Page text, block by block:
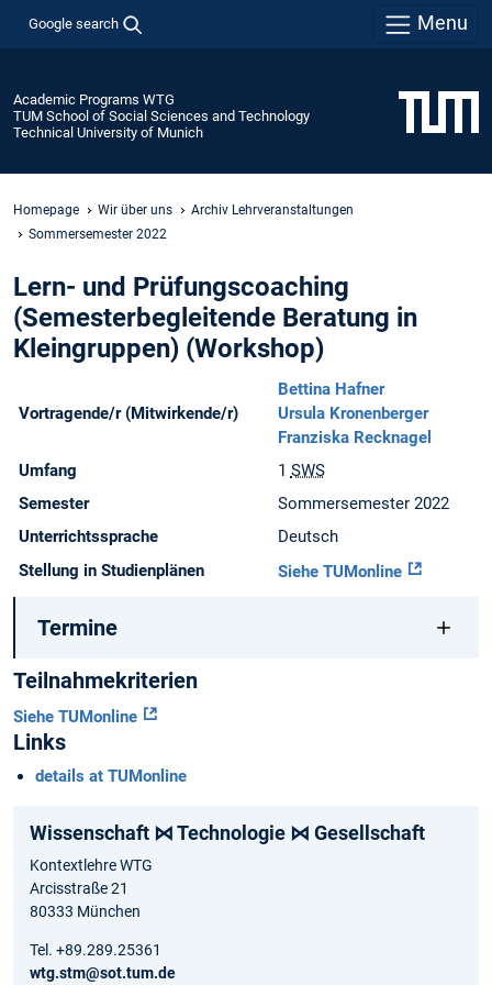
Google search Menu
Academic Programs WTG
TUM School of Social Sciences and Technology
Technical University of Munich
Homepage Wir über uns
Archiv Lehrveranstaltungen
Sommersemester 2022
Lern- und Prüfungscoaching
(Semesterbegleitende Beratung in
Kleingruppen) (Workshop)
Vortragende/r (Mitwirkende/r)
Bettina Hafner
Ursula Kronenberger
Franziska Recknagel
Umfang
1 SWS
Semester
Sommersemester 2022
Unterrichtssprache
Deutsch
Stellung in Studienplänen
Siehe TUMonline
Termine
Teilnahmekriterien
Siehe TUMonline
Links
details at TUMonline
Wissenschaft ⋈ Technologie ⋈ Gesellschaft
Kontextlehre WTG
Arcisstraße 21
80333 München
Tel. +89.289.25361
wtg.stm@sot.tum.de